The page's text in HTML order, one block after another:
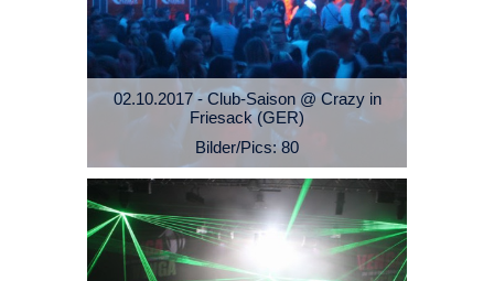
02.10.2017 - Club-Saison @ Crazy in
Friesack (GER)
Bilder/Pics: 80